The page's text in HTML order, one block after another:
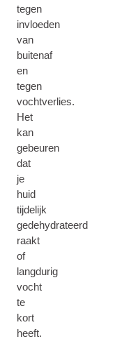
tegen
invloeden
van
buitenaf
en
tegen
vochtverlies.
Het
kan
gebeuren
dat
je
huid
tijdelijk
gedehydrateerd
raakt
of
langdurig
vocht
te
kort
heeft.